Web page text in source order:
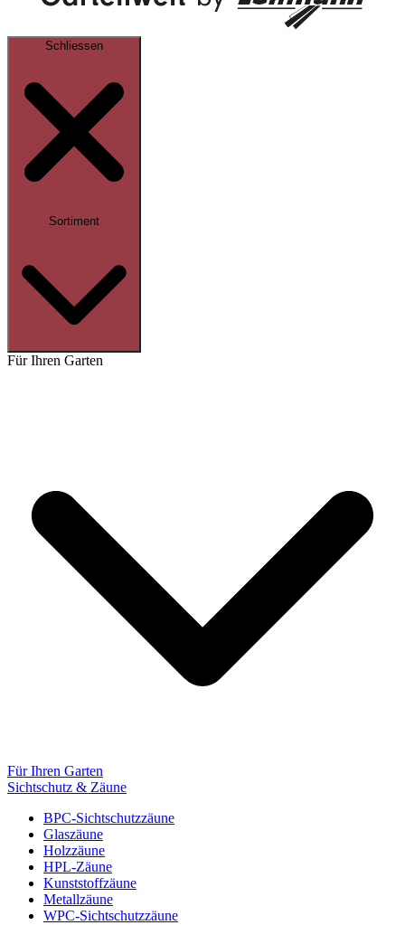
Schliessen
Sortiment
Für Ihren Garten
Für Ihren Garten
Sichtschutz & Zäune
BPC-Sichtschutzzäune
Glaszäune
Holzzäune
HPL-Zäune
Kunststoffzäune
Metallzäune
WPC-Sichtschutzzäune